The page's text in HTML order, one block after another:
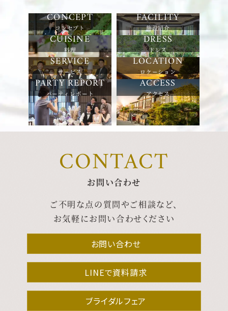
コンセプト 施設紹介
料理 ドレス
サービス ロケーション
パーティレポート アクセス
CONTACT
お問い合わせ
ご不明な点の質問やご相談など、
お気軽にお問い合わせください
お問い合わせ
LINEで資料請求
ブライダルフェア